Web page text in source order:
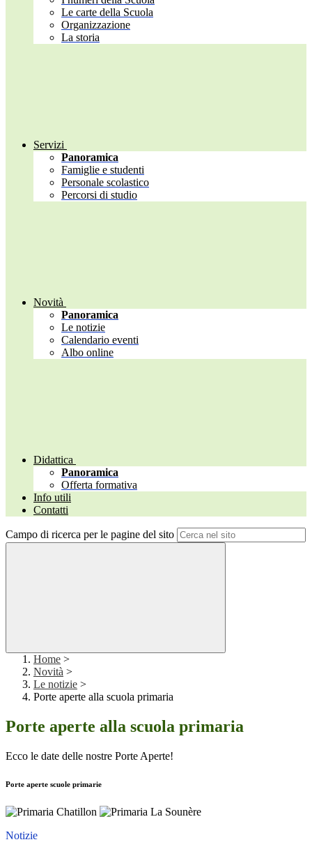
Le carte della Scuola
Organizzazione
La storia
Servizi
Panoramica
Famiglie e studenti
Personale scolastico
Percorsi di studio
Novità
Panoramica
Le notizie
Calendario eventi
Albo online
Didattica
Panoramica
Offerta formativa
Info utili
Contatti
Campo di ricerca per le pagine del sito
Home >
Novità >
Le notizie >
Porte aperte alla scuola primaria
Porte aperte alla scuola primaria
Ecco le date delle nostre Porte Aperte!
Porte aperte scuole primarie
Notizie